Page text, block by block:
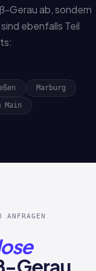
Gerau ab, sondern
ebenfalls Teil
Marburg
Main
Gerau